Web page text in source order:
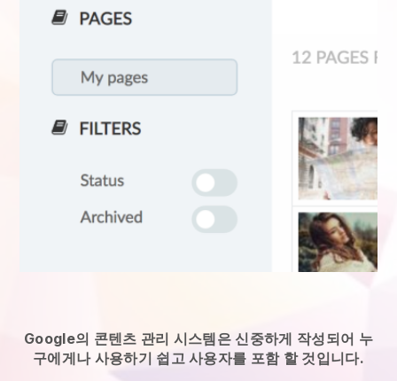
Google의 콘텐츠 관리 시스템은 신중하게 작성되어 누
구에게나 사용하기 쉽고 사용자를 포함 할 것입니다.